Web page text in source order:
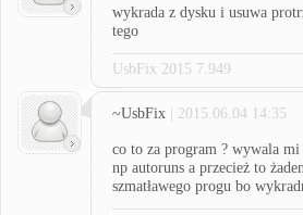
wykrada z dysku i usuwa
tego
UsbFix 2015 7.949
~UsbFix | 2015.06.04 14:35
co to za program ? wywala
np autoruns a przecież to
szmatławego progu bo